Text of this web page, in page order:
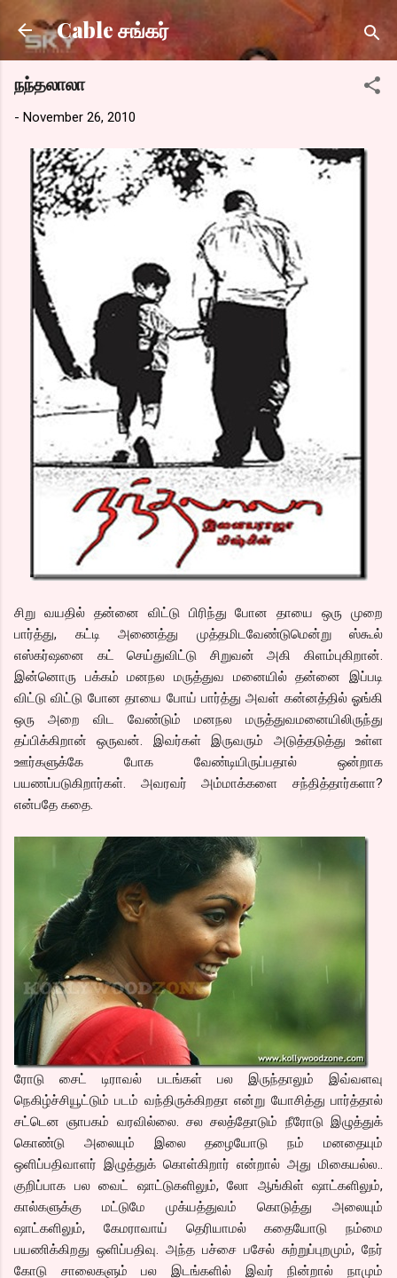
Skip to main content
Cable சங்கர்
நந்தலாலா
- November 26, 2010
சிறு வயதில் தன்னை விட்டு பிரிந்து போன தாயை ஒரு முறை
பார்த்து, கட்டி அணைத்து முத்தமிடவேண்டுமென்று ஸ்கூல்
எஸ்கர்ஷனை கட் செய்துவிட்டு சிறுவன் அகி கிளம்புகிறான்.
இன்னொரு பக்கம் மனநல மருத்துவ மனையில் தன்னை இப்படி
விட்டு விட்டு போன தாயை போய் பார்த்து அவள் கன்னத்தில் ஓங்கி
ஒரு அறை விட வேண்டும் மனநல மருத்துவமனையிலிருந்து
தப்பிக்கிறான் ஒருவன். இவர்கள் இருவரும் அடுத்தடுத்து உள்ள
ஊர்களுக்கே போக வேண்டியிருப்பதால் ஒன்றாக
பயணப்படுகிறார்கள். அவரவர் அம்மாக்களை சந்தித்தார்களா?
என்பதே கதை.
ரோடு சைட் டிராவல் படங்கள் பல இருந்தாலும் இவ்வளவு
நெகிழ்ச்சியூட்டும் படம் வந்திருக்கிறதா என்று யோசித்து பார்த்தால்
சட்டென ஞாபகம் வரவில்லை. சல சலத்தோடும் நீரோடு இழுத்துக்
கொண்டு அலையும் இலை தழையோடு நம் மனதையும்
ஒளிப்பதிவாளர் இழுத்துக் கொள்கிறார் என்றால் அது மிகையல்ல..
குறிப்பாக பல வைட் ஷாட்டுகளிலும், லோ ஆங்கிள் ஷாட்களிலும்,
கால்களுக்கு மட்டுமே முக்யத்துவம் கொடுத்து அலையும்
ஷாட்களிலும், கேமராவாய் தெரியாமல் கதையோடு நம்மை
பயணிக்கிறது ஒளிப்பதிவு. அந்த பச்சை பசேல் சுற்றுப்புறமும், நேர்
கோடு சாலைகளும் பல இடங்களில் இவர் நின்றால் நாமும்